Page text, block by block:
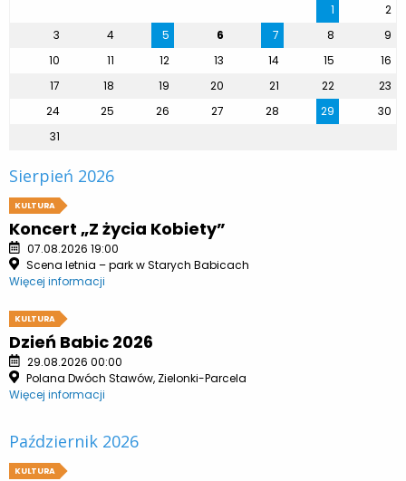
1
2
3
4 5 6 7 8
9
10
11 12 13 14 15
16
17
18 19 20 21 22
23
24
25 26 27 28 29
30
31
Sierpień 2026
KULTURA
Koncert „Z życia Kobiety”
07.08.2026 19:00
Scena letnia – park w Starych Babicach
Więcej informacji
KULTURA
Dzień Babic 2026
29.08.2026 00:00
Polana Dwóch Stawów, Zielonki-Parcela
Więcej informacji
Październik 2026
KULTURA